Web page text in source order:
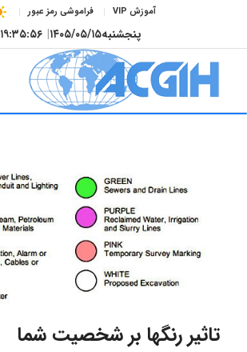
آموزش VIP فراموشی رمز عبور
پنجشنبه۱۴۰۵/۰۵/۱۵| ۱۹:۳۵:۵۶
تاثیر رنگها بر شخصیت شما